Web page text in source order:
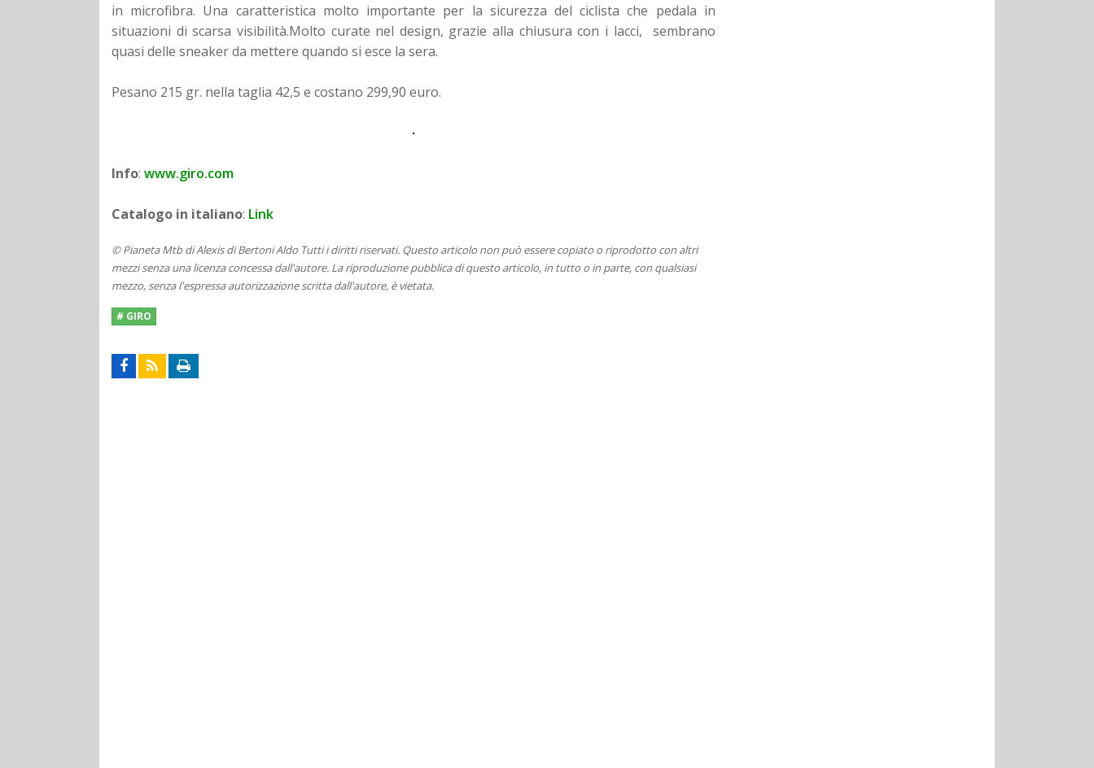
in microfibra. Una caratteristica molto importante per la sicurezza del ciclista che pedala in
situazioni di scarsa visibilità.Molto curate nel design, grazie alla chiusura con i lacci, sembrano
quasi delle sneaker da mettere quando si esce la sera.
Pesano 215 gr. nella taglia 42,5 e costano 299,90 euro.
Info: www.giro.com
Catalogo in italiano: Link
© Pianeta Mtb di Alexis di Bertoni Aldo Tutti i diritti riservati. Questo articolo non può essere copiato o riprodotto con altri
mezzi senza una licenza concessa dall'autore. La riproduzione pubblica di questo articolo, in tutto o in parte, con qualsiasi
mezzo, senza l'espressa autorizzazione scritta dall'autore, è vietata.
# GIRO